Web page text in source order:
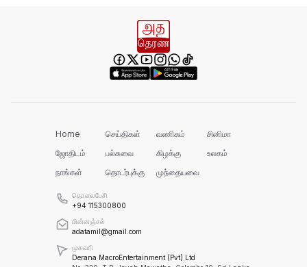
செம்மணி அகழ்வுப்பணிக்குத்
தேவையான நிதியை நாங்கள்
ஒதுக்கியுள்ளோம்!
அரசின் நடவடிக்கை தான் என்ன?
Home செய்திகள் வணிகம்
சினிமா
ஜோதிடம்
பல்சுவை கிழக்கு
உலகம்
நாங்கள்
தொடர்புக்கு முந்தையவை
தொலைபேசி
+94 115300800
மின்னஞ்சல்
adatamil@gmail.com
முகவரி
Derana MacroEntertainment (Pvt) Ltd